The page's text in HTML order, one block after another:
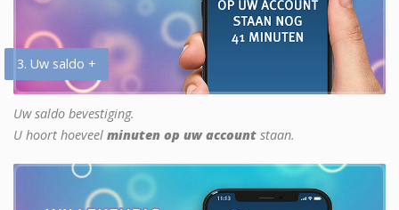
3. Uw saldo +
Uw saldo bevestiging.
U hoort hoeveel minuten op uw account staan.